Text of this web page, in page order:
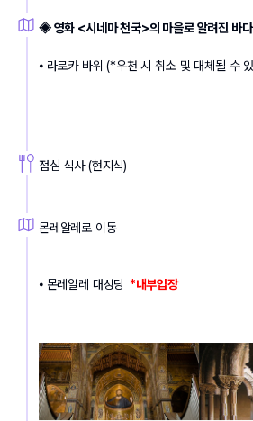
◈ 영화 <시네마 천국>의 마을로 알려진 바
⦁ 라로카 바위 (*우천 시 취소 및 대체될 수
점심 식사 (현지식)
몬레알레로 이동
⦁ 몬레알레 대성당 *내부입장